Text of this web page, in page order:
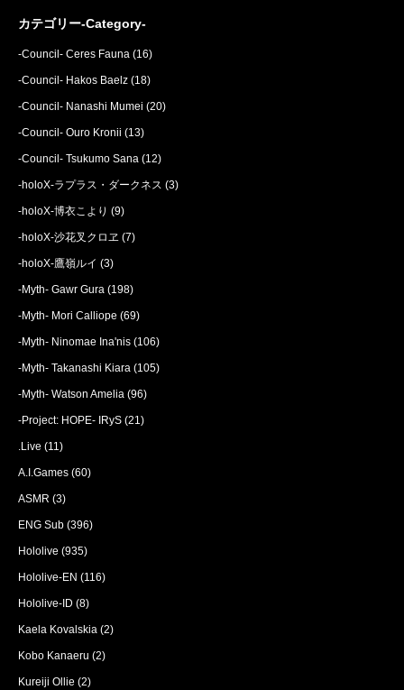
カテゴリー-Category-
-Council- Ceres Fauna (16)
-Council- Hakos Baelz (18)
-Council- Nanashi Mumei (20)
-Council- Ouro Kronii (13)
-Council- Tsukumo Sana (12)
-holoX-ラプラス・ダークネス (3)
-holoX-博衣こより (9)
-holoX-沙花叉クロヱ (7)
-holoX-鷹嶺ルイ (3)
-Myth- Gawr Gura (198)
-Myth- Mori Calliope (69)
-Myth- Ninomae Ina'nis (106)
-Myth- Takanashi Kiara (105)
-Myth- Watson Amelia (96)
-Project: HOPE- IRyS (21)
.Live (11)
A.I.Games (60)
ASMR (3)
ENG Sub (396)
Hololive (935)
Hololive-EN (116)
Hololive-ID (8)
Kaela Kovalskia (2)
Kobo Kanaeru (2)
Kureiji Ollie (2)